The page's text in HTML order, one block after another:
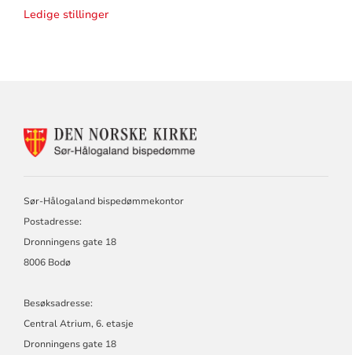
Ledige stillinger
KONTAKTINFORMASJON
Sør-Hålogaland bispedømmekontor
Postadresse:
Dronningens gate 18
8006 Bodø
Besøksadresse:
Central Atrium, 6. etasje
Dronningens gate 18